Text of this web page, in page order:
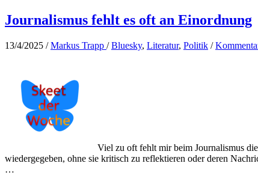
Journalismus fehlt es oft an Einordnung
13/4/2025 /Markus Trapp /Bluesky, Literatur, Politik /
Viel zu oft fehlt mir beim Journalismus
wiedergegeben, ohne sie kritisch zu reflektieren oder deren
…